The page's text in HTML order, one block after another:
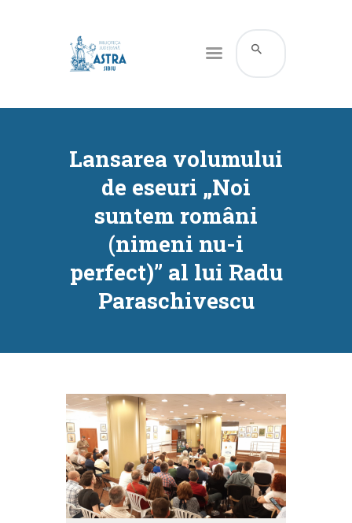
Lansarea volumului
de eseuri „Noi
suntem români
(nimeni nu-i
perfect)” al lui Radu
Paraschivescu
CATALOG ONLINE
RESURSE
SERVICII
INFORMAȚII UTILE
CONTACT
CONTUL MEU